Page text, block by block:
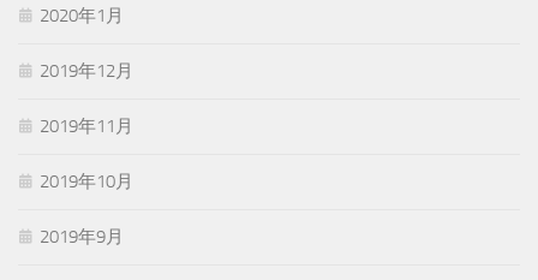
2020年1月
2019年12月
2019年11月
2019年10月
2019年9月